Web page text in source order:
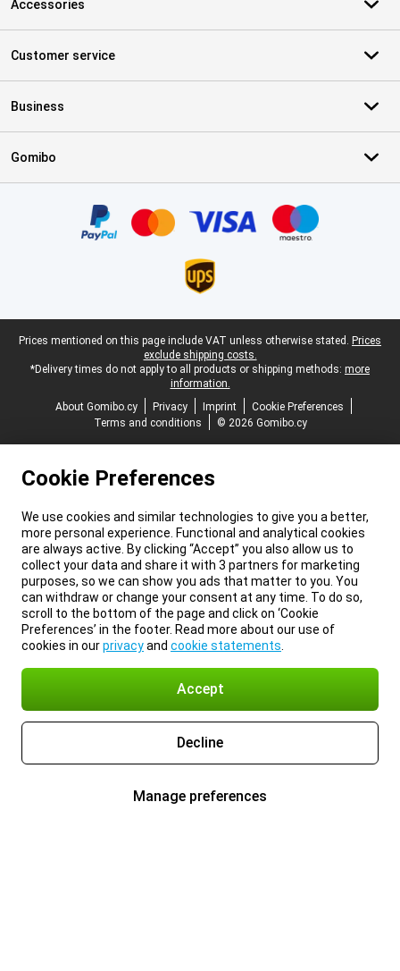
Accessories
Customer service
Business
Gomibo
Legal footer
Prices mentioned on this page include VAT unless otherwise stated. Prices
exclude shipping costs.
*Delivery times do not apply to all products or shipping methods: more
information.
About Gomibo.cy
Privacy Imprint
Cookie Preferences
Terms and conditions
© 2026 Gomibo.cy
Cookie Preferences
We use cookies and similar technologies to give you a better,
more personal experience. Functional and analytical cookies
are always active. By clicking “Accept” you also allow us to
collect your data and share it with 3 partners for marketing
purposes, so we can show you ads that matter to you. You
can withdraw or change your consent at any time. To do so,
scroll to the bottom of the page and click on ‘Cookie
Preferences’ in the footer. Read more about our use of
cookies in ourprivacyand cookie statements
Accept
Decline
Manage preferences